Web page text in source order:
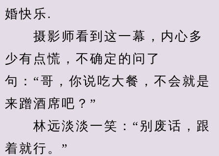
婚快乐.
摄影师看到这一幕，内心多
少有点慌，不确定的问了
句：“哥，你说吃大餐，不会就是
来蹭酒席吧？”
林远淡淡一笑：“别废话，跟
着就行。”